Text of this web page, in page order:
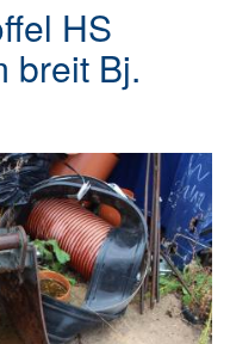
HS
breit Bj.